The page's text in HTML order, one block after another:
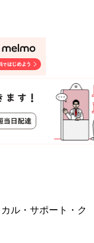
ル・サポート・ク